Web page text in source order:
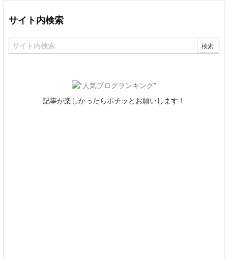
サイト内検索
記事が楽しかったらポチッとお願いします！